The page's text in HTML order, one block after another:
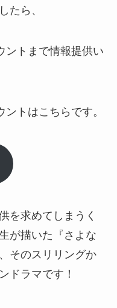
たら、
ントまで情報提供い
トはこちらです。
を求めてしまうく
が描いた 『さよな
そのスリリングか
ドラマです！